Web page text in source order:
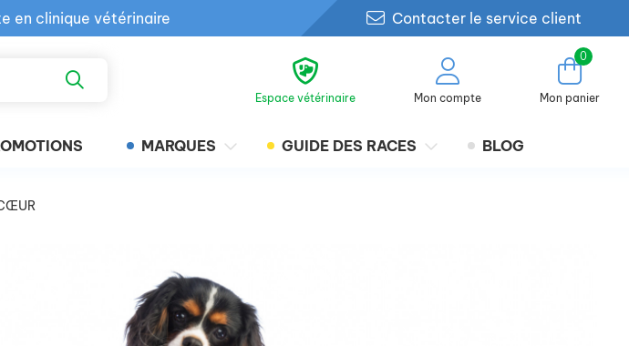
en clinique vétérinaire
gratuit en clinique
Contacter le service client
Espace vétérinaire Mon compte
0
Mon panier
MARQUES GUIDE DES RACES BLOG